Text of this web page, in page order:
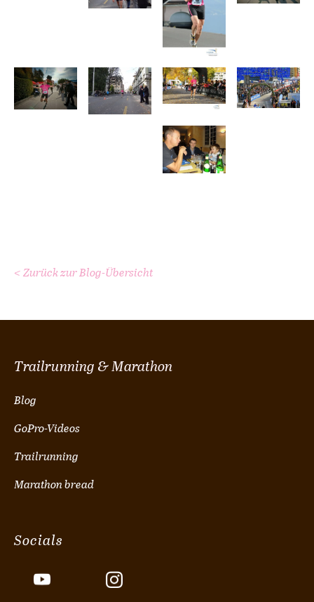
< Zurück zur Blog-Übersicht
Trailrunning & Marathon
Blog
GoPro-Videos
Trailrunning
Marathon bread
Socials